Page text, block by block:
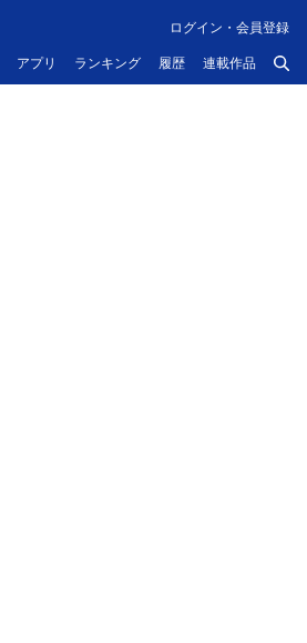
アプリ ランキング 履歴 連載作品
ログイン・会員登録